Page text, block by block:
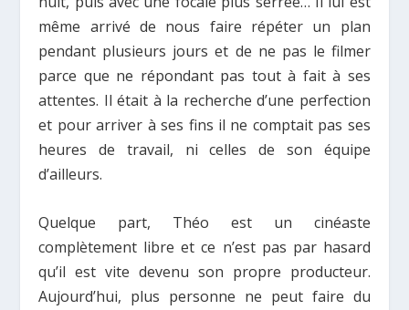
même arrivé de nous faire répéter un plan
pendant plusieurs jours et de ne pas le filmer
parce que ne répondant pas tout à fait à ses
attentes. Il était à la recherche d’une perfection
et pour arriver à ses fins il ne comptait pas ses
heures de travail, ni celles de son équipe
d’ailleurs.
Quelque part, Théo est un cinéaste
complètement libre et ce n’est pas par hasard
qu’il est vite devenu son propre producteur.
Aujourd’hui, plus personne ne peut faire du